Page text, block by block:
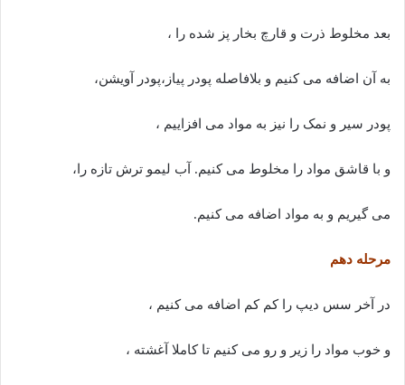
بعد مخلوط ذرت و قارچ بخار پز شده را ،
به آن اضافه می کنیم و بلافاصله پودر پیاز،پودر آویشن،
پودر سیر و نمک را نیز به مواد می افزاییم ،
و با قاشق مواد را مخلوط می کنیم. آب لیمو ترش تازه را،
می گیریم و به مواد اضافه می کنیم.
مرحله دهم
در آخر سس دیپ را کم کم اضافه می کنیم ،
و خوب مواد را زیر و رو می کنیم تا کاملا آغشته ،